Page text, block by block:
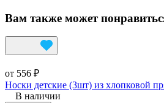
Вам также может
от 556 ₽
Носки детские (3шт) из хлопковой
В наличии